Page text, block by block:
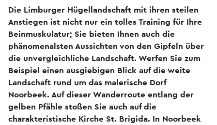
Die Limburger Hügellandschaft mit ihren steilen
Anstiegen ist nicht nur ein tolles Training für Ihre
Beinmuskulatur; Sie bieten Ihnen auch die
phänomenalsten Aussichten von den Gipfeln über
die unvergleichliche Landschaft. Werfen Sie zum
Beispiel einen ausgiebigen Blick auf die weite
Landschaft rund um das malerische Dorf
Noorbeek. Auf dieser Wanderroute entlang der
gelben Pfähle stoßen Sie auch auf die
charakteristische Kirche St. Brigida. In Noorbeek